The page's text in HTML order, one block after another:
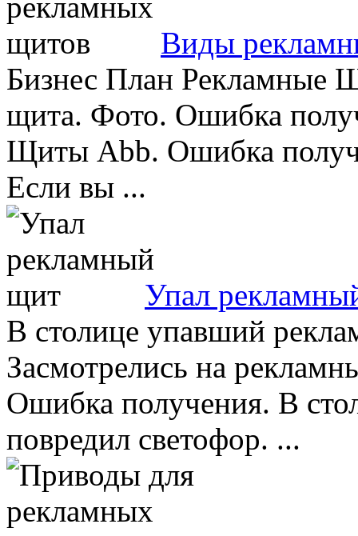
Виды
Бизнес План Рекламные
щита. Фото. Ошибка
Щиты Abb. Ошибка
Если вы ...
Упал
В столице упавший
Засмотрелись на
Ошибка получения. В
повредил светофор. ...